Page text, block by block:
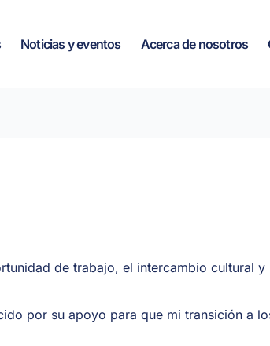
Noticias y eventos Acerca de nosotros
de trabajo, el intercambio cultural
por su apoyo para que mi transición a